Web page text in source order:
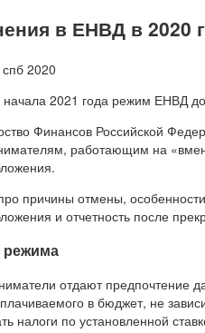
в ЕНВД в 2020
2021 года режим ЕНВД
Финансов Российской
работающим на
причины отмены,
и отчетность после
отдают предпочтение
в бюджет, не
налоги по установленной